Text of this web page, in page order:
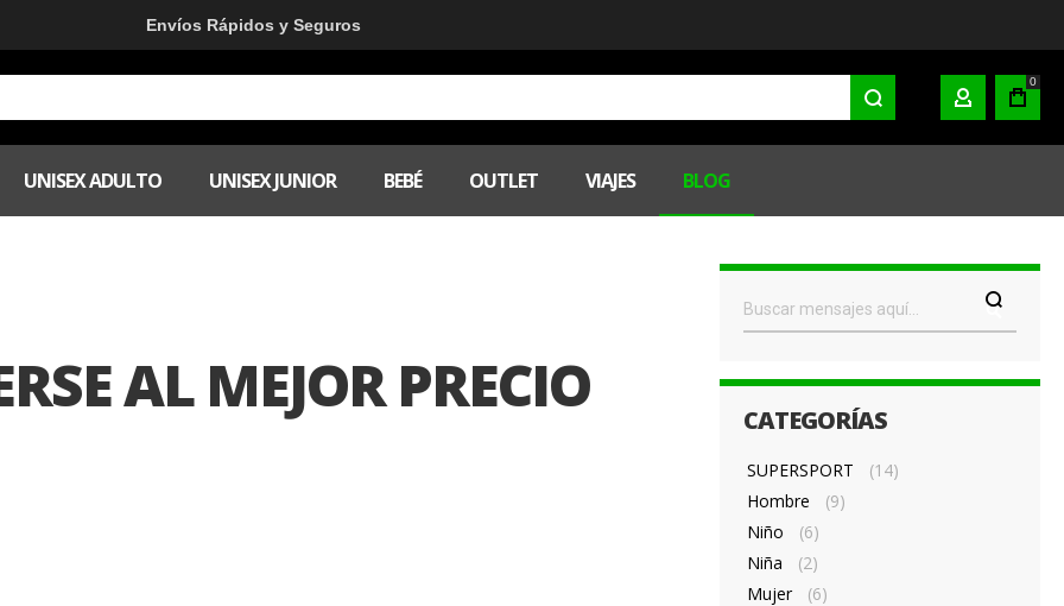
Envíos Rápidos y Seguros
MI CUENTA
0
UNISEX ADULTO UNISEX JUNIOR BEBÉ OUTLET VIAJES BLOG
AL MEJOR PRECIO CATEGORÍAS
SUPERSPORT
(14)
Hombre
(9)
Niño
(6)
Niña
(2)
Mujer
(6)